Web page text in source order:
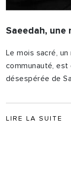
Saeedah, une
Le mois sacré,
communauté, est
désespérée de
LIRE LA SUITE